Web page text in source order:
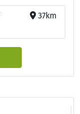
37km